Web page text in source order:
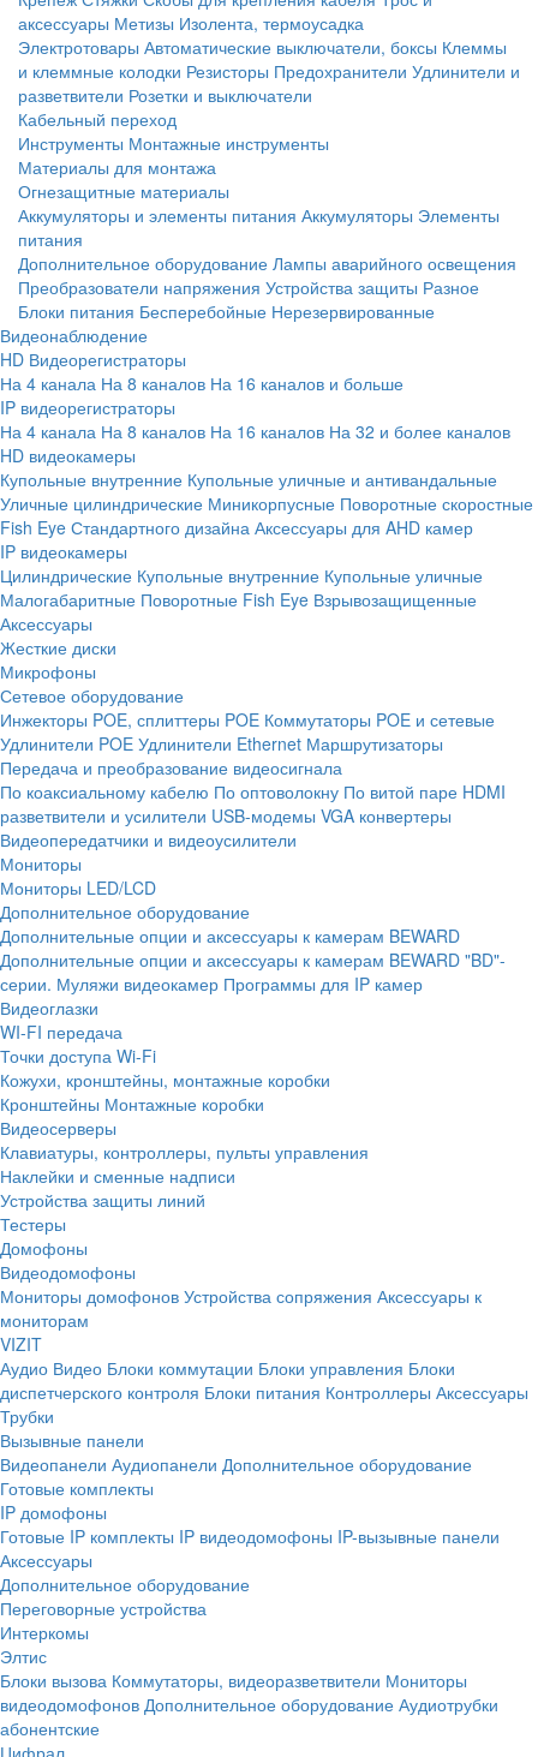
аксессуары Метизы Изолента, термоусадка
Электротовары Автоматические выключатели, боксы Клеммы
и клеммные колодки Резисторы Предохранители Удлинители и
разветвители Розетки и выключатели
Кабельный переход
Инструменты Монтажные инструменты
Материалы для монтажа
Огнезащитные материалы
Аккумуляторы и элементы питания Аккумуляторы Элементы
питания
Дополнительное оборудование Лампы аварийного освещения
Преобразователи напряжения Устройства защиты Разное
Блоки питания Бесперебойные Нерезервированные
Видеонаблюдение
HD Видеорегистраторы
На 4 канала На 8 каналов На 16 каналов и больше
IP видеорегистраторы
На 4 канала На 8 каналов На 16 каналов На 32 и более каналов
HD видеокамеры
Купольные внутренние Купольные уличные и антивандальные
Уличные цилиндрические Миникорпусные Поворотные скоростные
Fish Eye Стандартного дизайна Аксессуары для AHD камер
IP видеокамеры
Цилиндрические Купольные внутренние Купольные уличные
Малогабаритные Поворотные Fish Eye Взрывозащищенные
Аксессуары
Жесткие диски
Микрофоны
Сетевое оборудование
Инжекторы POE, сплиттеры POE Коммутаторы POE и сетевые
Удлинители POE Удлинители Ethernet Маршрутизаторы
Передача и преобразование видеосигнала
По коаксиальному кабелю По оптоволокну По витой паре HDMI
разветвители и усилители USB-модемы VGA конвертеры
Видеопередатчики и видеоусилители
Мониторы
Мониторы LED/LCD
Дополнительное оборудование
Дополнительные опции и аксессуары к камерам BEWARD
Дополнительные опции и аксессуары к камерам BEWARD "BD"-
серии. Муляжи видеокамер Программы для IP камер
Видеоглазки
WI-FI передача
Точки доступа Wi-Fi
Кожухи, кронштейны, монтажные коробки
Кронштейны Монтажные коробки
Видеосерверы
Клавиатуры, контроллеры, пульты управления
Наклейки и сменные надписи
Устройства защиты линий
Тестеры
Домофоны
Видеодомофоны
Мониторы домофонов Устройства сопряжения Аксессуары к
мониторам
VIZIT
Аудио Видео Блоки коммутации Блоки управления Блоки
диспетчерского контроля Блоки питания Контроллеры Аксессуары
Трубки
Вызывные панели
Видеопанели Аудиопанели Дополнительное оборудование
Готовые комплекты
IP домофоны
Готовые IP комплекты IP видеодомофоны IP-вызывные панели
Аксессуары
Дополнительное оборудование
Переговорные устройства
Интеркомы
Элтис
Блоки вызова Коммутаторы, видеоразветвители Мониторы
видеодомофонов Дополнительное оборудование Аудиотрубки
абонентские